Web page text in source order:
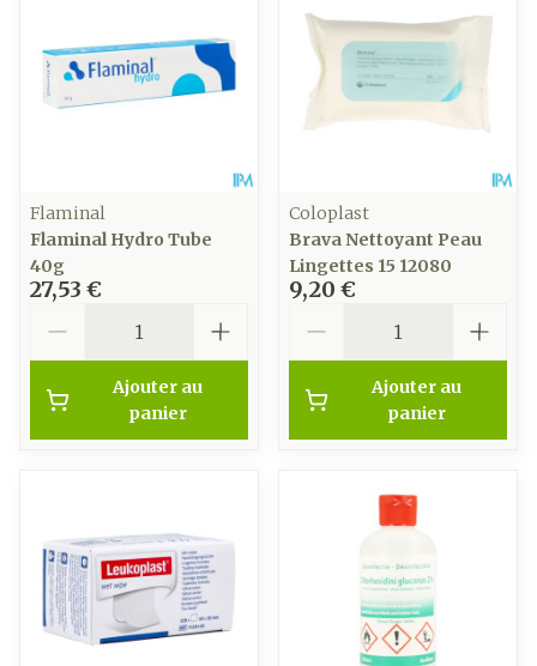
Flaminal
Flaminal Hydro Tube
40g
27,53 €
Ajouter au
panier
Coloplast
Brava Nettoyant Peau
Lingettes 15 12080
9,20 €
Ajouter au
panier